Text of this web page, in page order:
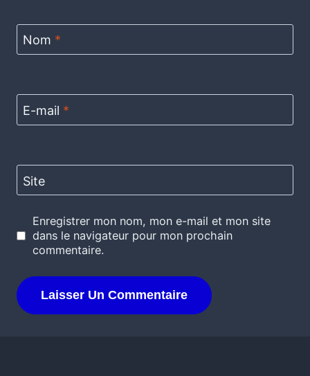
Nom *
E-mail *
Site
Enregistrer mon nom, mon e-mail et mon site
dans le navigateur pour mon prochain
commentaire.